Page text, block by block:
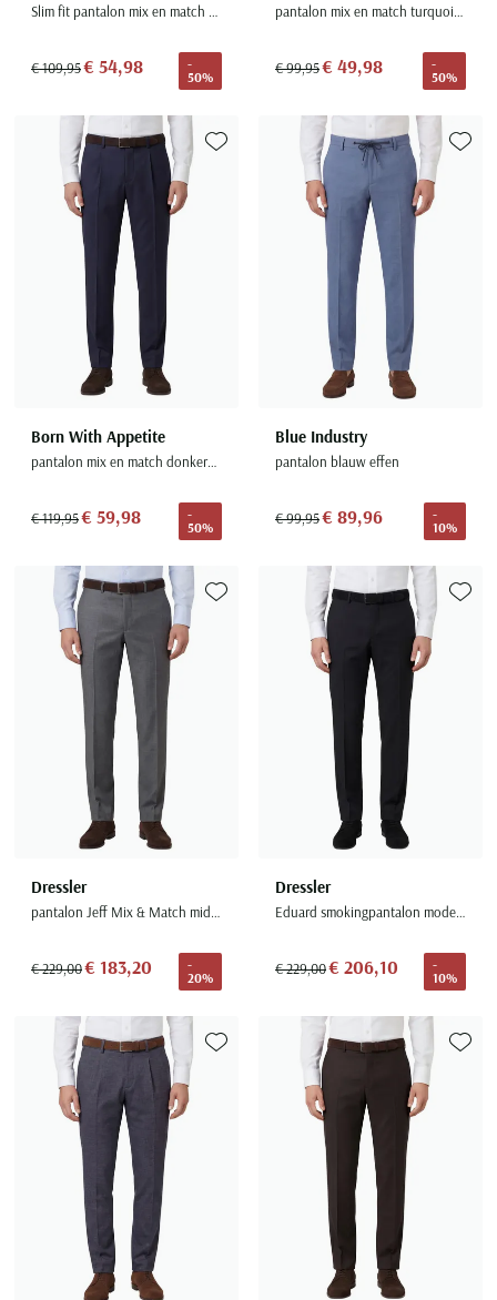
Slim fit pantalon mix en match donkerblauw geruit
€ 109,95€ 54,98
-
50%
pantalon mix en match turquoise uni katoen slim fit
€ 99,95€ 49,98
-
50%
Born With Appetite
pantalon mix en match donkerblauw pedro
€ 119,95€ 59,98
-
50%
Toevoegen aan favorieten
Blue Industry
pantalon blauw effen
€ 99,95€ 89,96
-
10%
Dressler
pantalon Jeff Mix & Match middengrijs
€ 229,00€ 183,20
-
20%
Toevoegen aan favorieten
Dressler
Eduard smokingpantalon model Evan
€ 229,00€ 206,10
-
10%
Toevoegen aan favorieten